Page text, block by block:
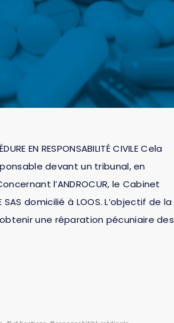
EN RESPONSABILITÉ CIVILE Cela
devant un tribunal, en
l’ANDROCUR, le Cabinet
SAS domicilié à LOOS. L’objectif de la
une réparation pécuniaire des